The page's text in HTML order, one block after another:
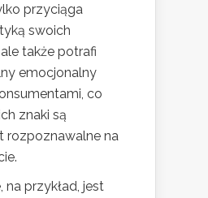
przyciąga
swoich
także potrafi
emocjonalny
co
znaki są
rozpoznawalne na
przykład, jest